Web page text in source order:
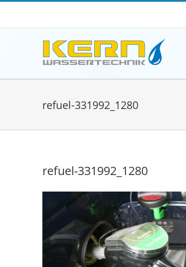
refuel-331992_1280
refuel-331992_1280